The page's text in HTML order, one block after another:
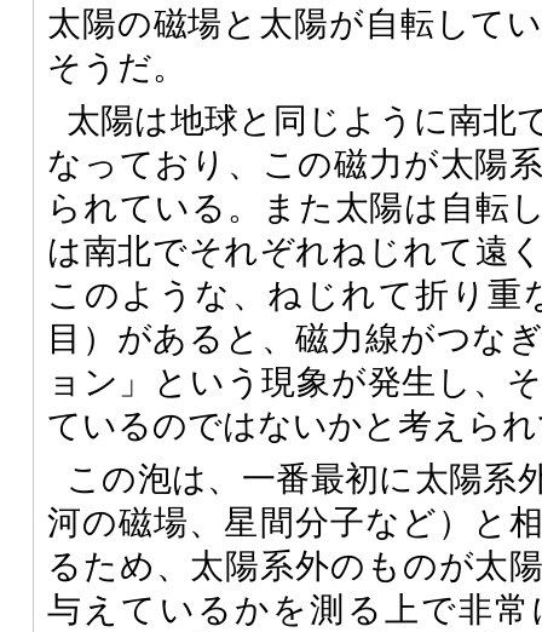
太陽の磁場と太陽が自転して
そうだ。
太陽は地球と同じように南北
なっており、この磁力が太陽
られている。また太陽は自転
は南北でそれぞれねじれて遠
このような、ねじれて折り重
目）があると、磁力線がつな
ョン」という現象が発生し、
ているのではないかと考えら
この泡は、一番最初に太陽系
河の磁場、星間分子など）と
るため、太陽系外のものが太
与えているかを測る上で非